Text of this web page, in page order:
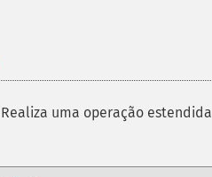
uma operação estendida